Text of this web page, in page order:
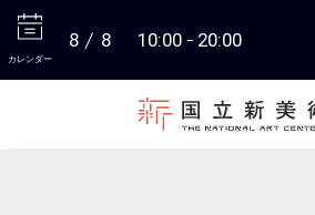
カレンダー
8 8 10:00 20:00